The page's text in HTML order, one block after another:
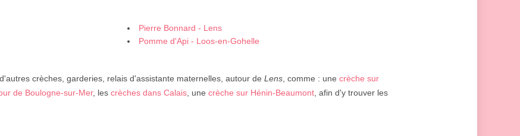
Pierre Bonnard - Lens
Pomme d'Api - Loos-en-Gohelle
crèches, garderies, relais d'assistante maternelles, autour de Lens, comme : une crèche sur
de Boulogne-sur-Mer, les crèches dans Calais, une crèche sur Hénin-Beaumont, afin d'y trouver les